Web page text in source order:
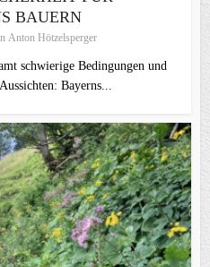
BAUERN
Anton Hötzelsperger
schwierige Bedingungen und
Bayerns...